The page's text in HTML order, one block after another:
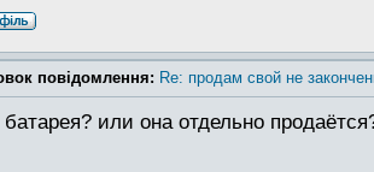
повідомлення: Re: продам свой не
батарея? или она отдельно